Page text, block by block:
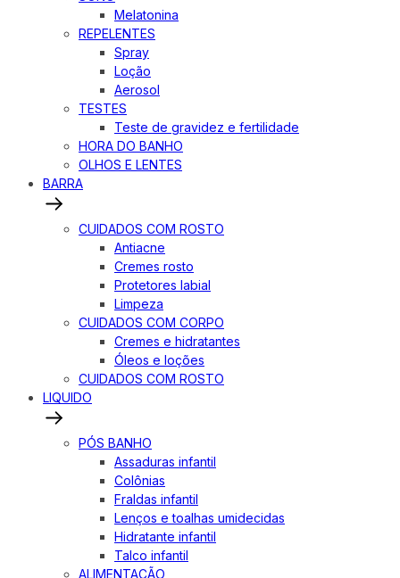
Melatonina
REPELENTES
Spray
Loção
Aerosol
TESTES
Teste de gravidez e fertilidade
HORA DO BANHO
OLHOS E LENTES
BARRA
CUIDADOS COM ROSTO
Antiacne
Cremes rosto
Protetores labial
Limpeza
CUIDADOS COM CORPO
Cremes e hidratantes
Óleos e loções
CUIDADOS COM ROSTO
LIQUIDO
PÓS BANHO
Assaduras infantil
Colônias
Fraldas infantil
Lenços e toalhas umidecidas
Hidratante infantil
Talco infantil
ALIMENTAÇÃO